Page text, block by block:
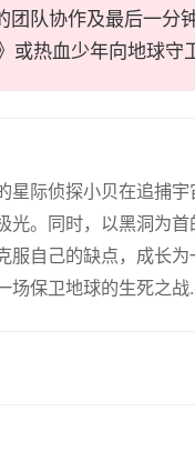
队协作及最后一分
热血少年向地球守
星际侦探小贝在追捕
。同时，以黑洞为
自己的缺点，成长
场保卫地球的生死之